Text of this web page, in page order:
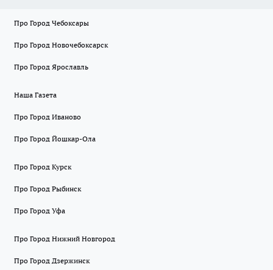
Про Город Чебоксары
Про Город Новочебоксарск
Про Город Ярославль
Наша Газета
Про Город Иваново
Про Город Йошкар-Ола
Про Город Курск
Про Город Рыбинск
Про Город Уфа
Про Город Нижний Новгород
Про Город Дзержинск